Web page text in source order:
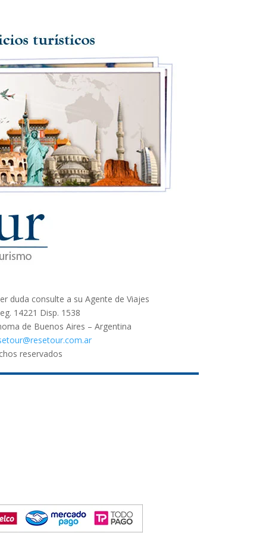
duda consulte a su Agente de Viajes
14221 Disp. 1538
de Buenos Aires – Argentina
reservados